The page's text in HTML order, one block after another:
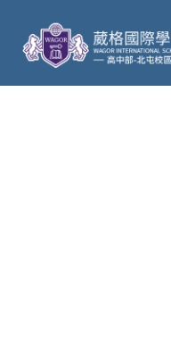
葳
格